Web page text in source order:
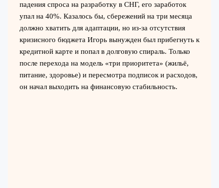
падения спроса на разработку в СНГ, его заработок
упал на 40%. Казалось бы, сбережений на три месяца
должно хватить для адаптации, но из-за отсутствия
кризисного бюджета Игорь вынужден был прибегнуть к
кредитной карте и попал в долговую спираль. Только
после перехода на модель «три приоритета» (жильё,
питание, здоровье) и пересмотра подписок и расходов,
он начал выходить на финансовую стабильность.